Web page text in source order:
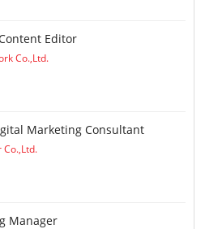
Editor
Co.,Ltd.
Marketing Consultant
Co.,Ltd.
Manager